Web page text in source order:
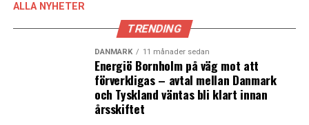
regeringsledaren på Färöarna för det årliga ”rigsmødet”.
Expert: Ekonomisk avskiljning från Danmark blir
Just handeln är en stor faktor i Grönlands
självständighetsprocess, som fått nytt liv i och med
ALLA NYHETER
TRENDING
DANMARK 11 månader sedan
Energiö Bornholm på väg mot att
förverkligas – avtal mellan Danmark
och Tyskland väntas bli klart innan
årsskiftet